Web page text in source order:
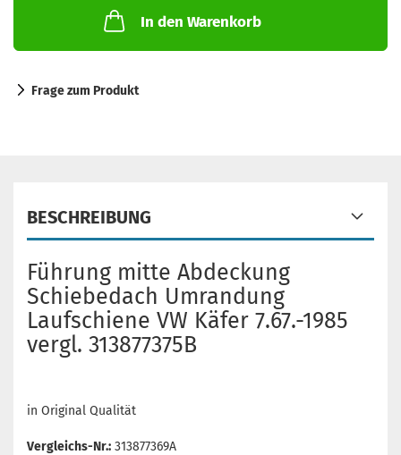
In den Warenkorb
Frage zum Produkt
BESCHREIBUNG
Führung mitte Abdeckung
Schiebedach Umrandung
Laufschiene VW Käfer 7.67.-1985
vergl. 313877375B
in Original Qualität
Vergleichs-Nr.: 313877369A